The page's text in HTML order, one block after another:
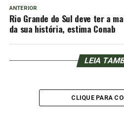
ANTERIOR
Rio Grande do Sul deve ter a
da sua história, estima Conab
LEIA
CLIQUE PARA